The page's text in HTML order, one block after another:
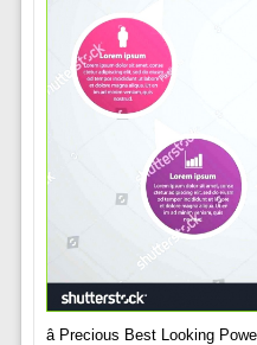
â Precious Best Looking